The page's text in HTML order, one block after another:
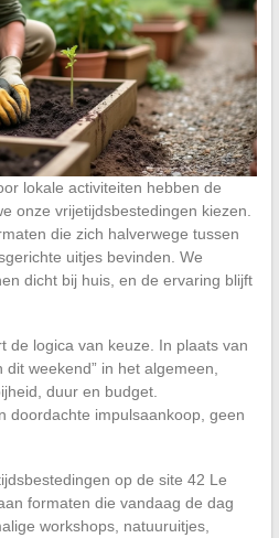
lokale activiteiten hebben de
onze vrijetijdsbestedingen kiezen.
die zich halverwege tussen
uitjes bevinden. We
dicht bij huis, en de ervaring blijft
de logica van keuze. In plaats van
weekend” in het algemeen,
duur en budget.
doordachte impulsaankoop, geen
op de site 42 Le
formaten die vandaag de dag
workshops, natuuruitjes,